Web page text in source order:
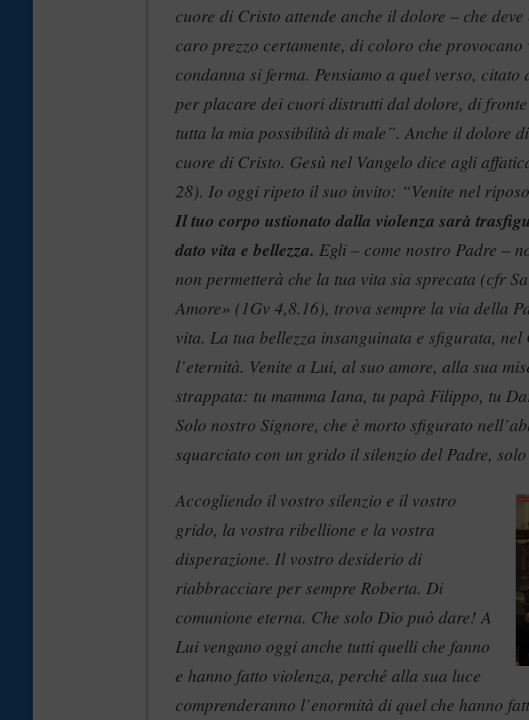
cuore di Cristo attende anche il dolore – che
caro prezzo certamente, di coloro che
condanna si ferma. Pensiamo a quel verso,
per placare dei cuori distrutti dal dolore, di
tutta la mia possibilità di male”. Anche il dolore
cuore di Cristo. Gesù nel Vangelo dice agli
28). Io oggi ripeto il suo invito: “Venite nel
Il tuo corpo ustionato dalla violenza sarà
dato vita e bellezza. Egli – come nostro Padre ‒
non permetterà che la tua vita sia sprecata (cfr
Amore» (1Gv 4,8.16), trova sempre la via della
vita. La tua bellezza insanguinata e sfigurata,
l’eternità. Venite a Lui, al suo amore, alla sua
strappata: tu mamma Iana, tu papà Filippo, tu
Solo nostro Signore, che è morto sfigurato
squarciato con un grido il silenzio del Padre,
Accogliendo il vostro silenzio e il vostro
grido, la vostra ribellione e la vostra
disperazione. Il vostro desiderio di
riabbracciare per sempre Roberta. Di
comunione eterna. Che solo Dio può dare! A
Lui vengano oggi anche tutti quelli che fanno
e hanno fatto violenza, perché alla sua luce
comprenderanno l’enormità di quel che hanno